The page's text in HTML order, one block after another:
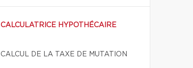
CALCULATRICE HYPOTHÉCAIRE
CALCUL DE LA TAXE DE MUTATION